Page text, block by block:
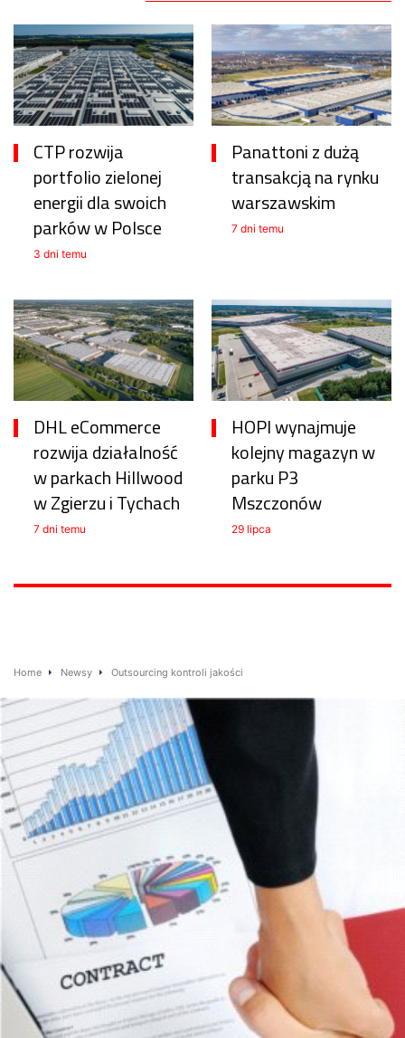
CTP rozwija
portfolio zielonej
energii dla swoich
parków w Polsce
3 dni temu
Panattoni z dużą
transakcją na rynku
warszawskim
7 dni temu
DHL eCommerce
rozwija działalność
w parkach Hillwood
w Zgierzu i Tychach
7 dni temu
HOPI wynajmuje
kolejny magazyn w
parku P3
Mszczonów
29 lipca
Home Newsy Outsourcing kontroli jakości